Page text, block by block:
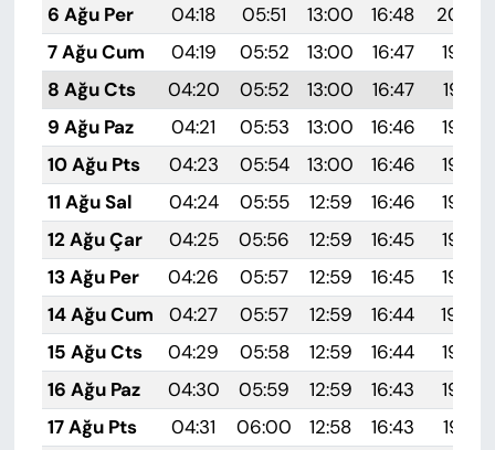
6 Ağu Per
04:18 05:51 13:00 16:48
20:00
7 Ağu Cum
04:19 05:52 13:00 16:47
19:58
8 Ağu Cts
04:20 05:52 13:00 16:47
19:57
9 Ağu Paz
04:21 05:53 13:00 16:46
19:56
10 Ağu Pts
04:23 05:54 13:00 16:46
19:55
11 Ağu Sal
04:24 05:55 12:59 16:46
19:54
12 Ağu Çar
04:25 05:56 12:59 16:45
19:53
13 Ağu Per
04:26 05:57 12:59 16:45
19:52
14 Ağu Cum
04:27 05:57 12:59 16:44
19:50
15 Ağu Cts
04:29 05:58 12:59 16:44
19:49
16 Ağu Paz
04:30 05:59 12:59 16:43
19:48
17 Ağu Pts
04:31 06:00 12:58 16:43
19:47